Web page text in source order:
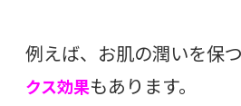
例えば、お肌の潤いを保つ
クス効果もあります。